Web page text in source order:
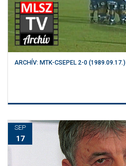
ARCHÍV: MTK-CSEPEL 2-0 (1989.09.17.)
SEP
17